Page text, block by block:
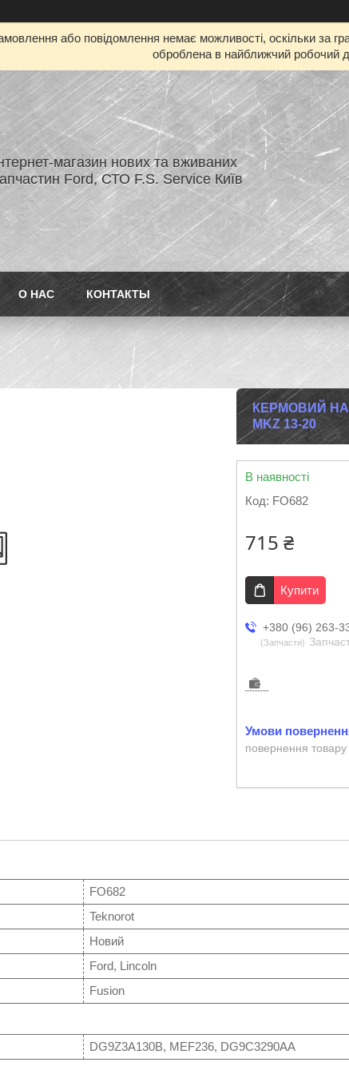
або повідомлення немає можливості, оскільки за
оброблена в найближчий робочий
магазин нових та вживаних
Ford, СТО F.S. Service Київ
О НАС КОНТАКТЫ
КЕРМОВИЙ
MKZ 13-20
В наявності
Код: FO682
715 ₴
Купити
+380 (96) 263-
Запчасти
повернення
FO682
Teknorot
Новий
Ford, Lincoln
Fusion
DG9Z3A130B, MEF236, DG9C3290AA